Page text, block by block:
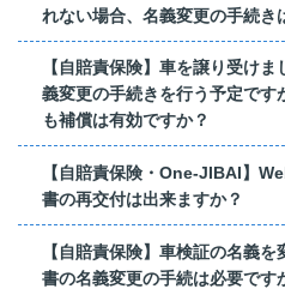
れない場合、名義変更の手続き
【自賠責保険】車を譲り受け
義変更の手続きを行う予定です
も補償は有効ですか？
【自賠責保険・One-JIBAI】
書の再交付は出来ますか？
【自賠責保険】車検証の名義
書の名義変更の手続は必要です